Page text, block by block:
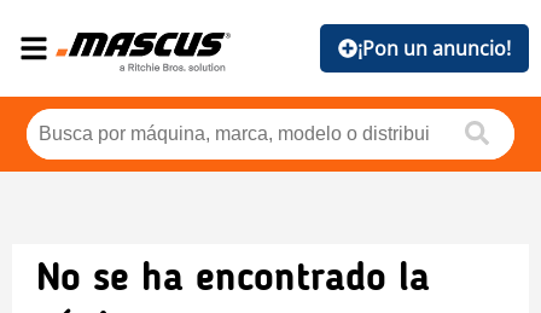
¡Pon un anuncio!
No se ha encontrado la